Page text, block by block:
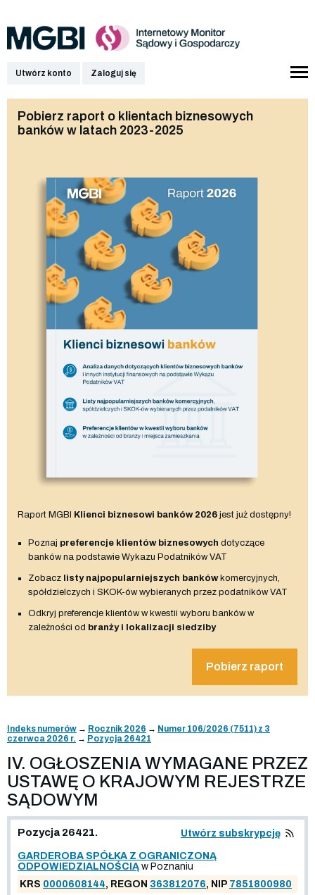
Utwórz konto Zaloguj się
Pobierz raport o klientach biznesowych
banków w latach 2023-2025
Raport MGBI Klienci biznesowi banków 2026 jest już dostępny!
Poznaj preferencje klientów biznesowych dotyczące
banków na podstawie Wykazu Podatników VAT
Zobacz listy najpopularniejszych bankówkomercyjnych,
spółdzielczych i SKOK-ów wybieranych przez podatników VAT
Odkryj preferencje klientów w kwestii wyboru banków w
zależności od branży i lokalizacji siedziby
Pobierz raport
Indeks numerów → Rocznik 2026 → Numer 106/2026 (7511) z 3
czerwca 2026 r. → Pozycja 26421
IV. OGŁOSZENIA WYMAGANE PRZEZ
USTAWĘ O KRAJOWYM REJESTRZE
SĄDOWYM
Pozycja 26421. Utwórz subskrypcję
GARDEROBA SPÓŁKA Z OGRANICZONĄ
ODPOWIEDZIALNOŚCIĄ w Poznaniu
KRS 0000608144, REGON 363812076, NIP 7851800980